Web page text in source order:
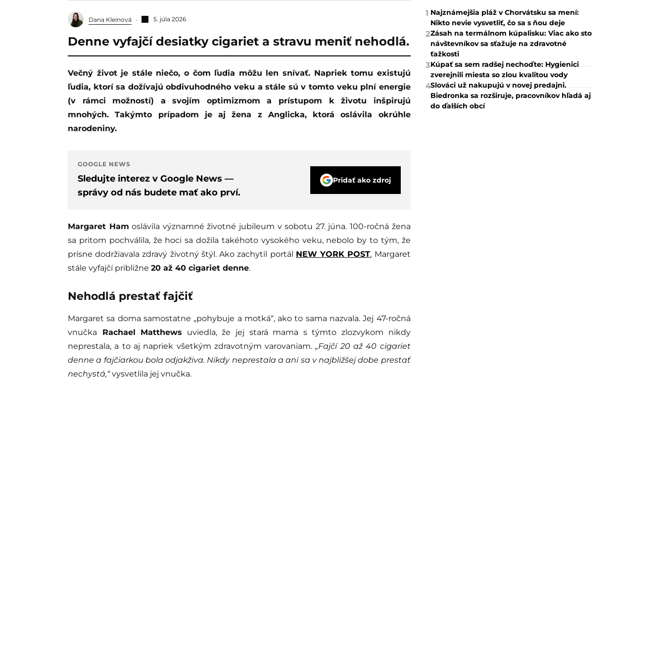
Dana Kleinová 5. júla 2026
Denne vyfajčí desiatky cigariet a stravu meniť nehodlá.
Večný život je stále niečo, o čom ľudia môžu len snívať. Napriek tomu existujú
ľudia, ktorí sa dožívajú obdivuhodného veku a stále sú v tomto veku plní energie
(v rámci možností) a svojím optimizmom a prístupom k životu inšpirujú
mnohých. Takýmto prípadom je aj žena z Anglicka, ktorá oslávila okrúhle
narodeniny.
GOOGLE NEWS
Sledujte interez v Google News —
správy od nás budete mať ako prví.
Pridať ako zdroj
Margaret Ham oslávila významné životné jubileum v sobotu 27. júna. 100-ročná žena
sa pritom pochválila, že hoci sa dožila takéhoto vysokého veku, nebolo by to tým, že
prísne dodržiavala zdravý životný štýl. Ako zachytil portál NEW YORK POST, Margaret
stále vyfajčí približne 20 až 40 cigariet denne.
Nehodlá prestať fajčiť
Margaret sa doma samostatne „pohybuje a motká“, ako to sama nazvala. Jej 47-ročná
vnučka Rachael Matthews uviedla, že jej stará mama s týmto zlozvykom nikdy
neprestala, a to aj napriek všetkým zdravotným varovaniam. „Fajčí 20 až 40 cigariet
denne a fajčiarkou bola odjakživa. Nikdy neprestala a ani sa v najbližšej dobe prestať
nechystá,“vysvetlila jej vnučka.
1 Najznámejšia pláž v Chorvátsku sa mení:
Nikto nevie vysvetliť, čo sa s ňou deje
2Zásah na termálnom kúpalisku: Viac ako sto
návštevníkov sa sťažuje na zdravotné
ťažkosti
3Kúpať sa sem radšej nechoďte: Hygienici
zverejnili miesta so zlou kvalitou vody
4Slováci už nakupujú v novej predajni.
Biedronka sa rozširuje, pracovníkov hľadá aj
do ďalších obcí